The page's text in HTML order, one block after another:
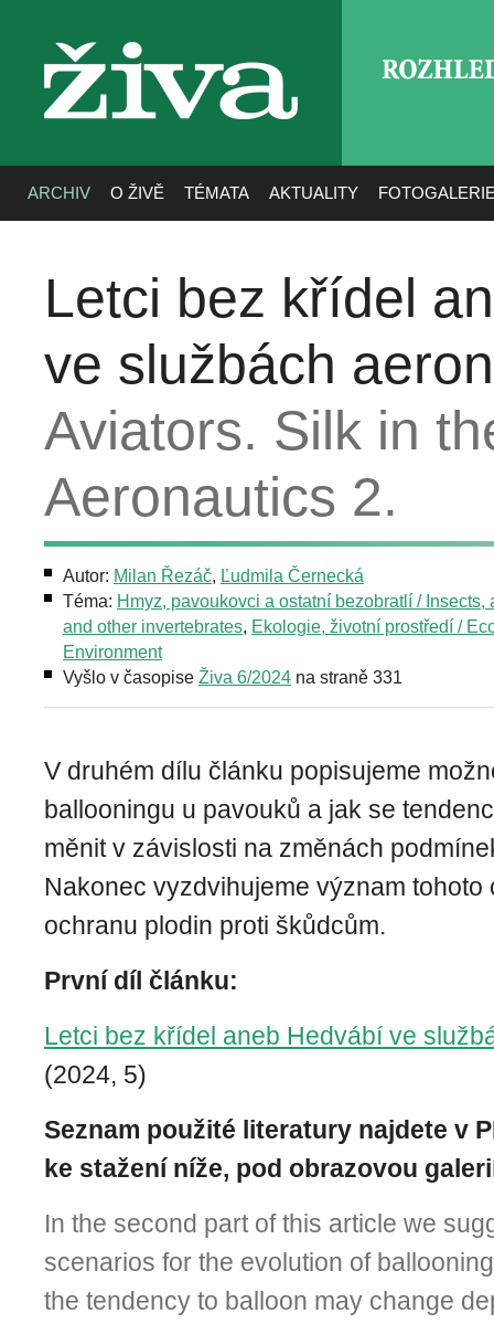
živa
ARCHIV O ŽIVĚ TÉMATA AKTUALITY
Letci bez křídel
ve službách
Aviators. Silk in
Aeronautics 2.
Autor: Milan Řezáč, Ľudmila Černecká
Téma: Hmyz, pavoukovci a ostatní bezobratlí / Insects,
and other invertebrates, Ekologie, životní prostředí /
Environment
Vyšlo v časopise Živa 6/2024 na straně 331
V druhém dílu článku popisujeme
ballooningu u pavouků a jak se
měnit v závislosti na změnách
Nakonec vyzdvihujeme význam tohoto
ochranu plodin proti škůdcům.
První díl článku:
Letci bez křídel aneb Hedvábí ve
(2024, 5)
Seznam použité literatury najdete v
ke stažení níže, pod obrazovou
In the second part of this article we
scenarios for the evolution of
the tendency to balloon may change